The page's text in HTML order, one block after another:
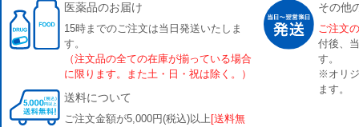
医薬品のお届け
15時までのご注文は当日発送いたしま
す。
（注文品の全ての在庫が揃っている場合
に限ります。また土・日・祝は除く。）
送料について
ご注文金額が5,000円(税込)以上 [送料無
その他
ご注文
付後、
す。
※オリ
ます。